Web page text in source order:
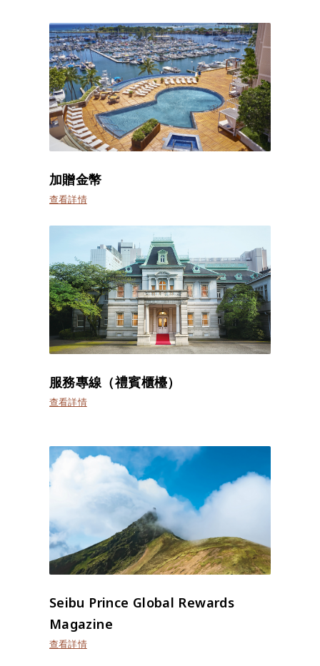
加贈金幣
查看詳情
服務專線（禮賓櫃檯）
查看詳情
Seibu Prince Global Rewards
Magazine
查看詳情